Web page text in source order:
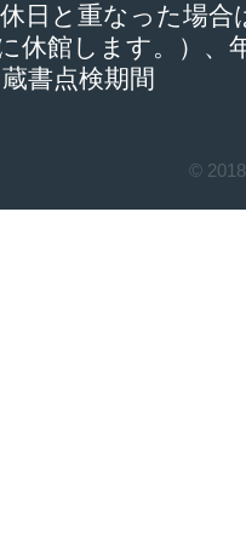
日と重なった場合
休館します。）、
書点検期間
©